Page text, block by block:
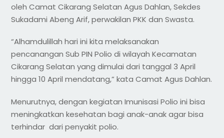
oleh Camat Cikarang Selatan Agus Dahlan, Sekdes
Sukadami Abeng Arif, perwakilan PKK dan Swasta.
“Alhamdulillah hari ini kita melaksanakan
pencanangan Sub PIN Polio di wilayah Kecamatan
Cikarang Selatan yang dimulai dari tanggal 3 April
hingga 10 April mendatang,” kata Camat Agus Dahlan.
Menurutnya, dengan kegiatan Imunisasi Polio ini bisa
meningkatkan kesehatan bagi anak-anak agar bisa
terhindar dari penyakit polio.